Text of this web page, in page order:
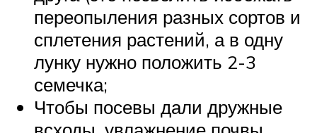
переопыления разных сортов и
сплетения растений, а в одну
лунку нужно положить 2-3
семечка;
Чтобы посевы дали дружные